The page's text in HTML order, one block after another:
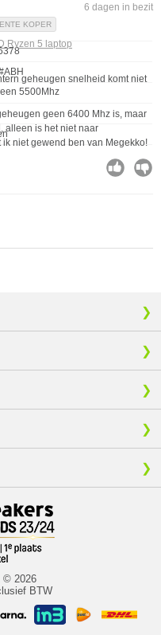
KOPER
Ryzen 5 laptop
6 dagen in bezit
geheugen snelheid komt niet
5500Mhz
geen 6400 Mhz is, maar
alleen is het niet naar
niet gewend ben van Megekko!
© 2026
BTW